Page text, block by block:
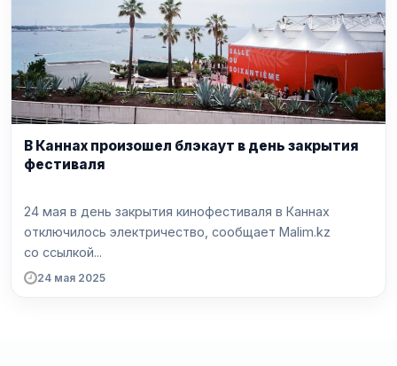
В Каннах произошел блэкаут в день закрытия
фестиваля
24 мая в день закрытия кинофестиваля в Каннах
отключилось электричество, сообщает Malim.kz
со ссылкой...
24 мая 2025